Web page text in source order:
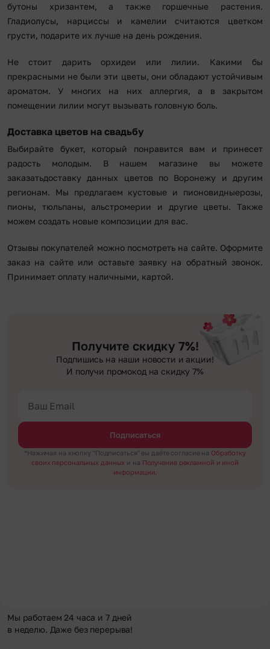
бутоны хризантем, а также горшечные растения.
Гладиолусы, нарциссы и камелии считаются цветком
грусти, подарите их лучше на день рождения.
Не стоит дарить орхидеи или лилии. Какими бы
прекрасными не были эти цветы, они обладают устойчивым
ароматом. У многих на них аллергия, а в закрытом
помещении лилии могут вызывать головную боль.
Доставка цветов на свадьбу
Выбирайте букет, который понравится вам и принесет
радость молодым. В нашем магазине вы можете
заказатьдоставку данных цветов по Воронежу и другим
регионам. Мы предлагаем кустовые и пионовидныерозы,
пионы, тюльпаны, альстромерии и другие цветы. Также
можем создать новые композиции для вас.
Отзывы покупателей можно посмотреть на сайте. Оформите
заказ на сайте или оставьте заявку на обратный звонок.
Принимает оплату наличными, картой.
Получите скидку 7%!
Подпишись на наши новости и акции!
И получи промокод на скидку 7%
Подписаться
*Нажимая на кнопку "Подписаться" вы даёте согласие на Обработку
своих персональных данных и на Получение рекламной и иной
информации.
Мы работаем 24 часа и 7 дней
в неделю. Даже без перерыва!